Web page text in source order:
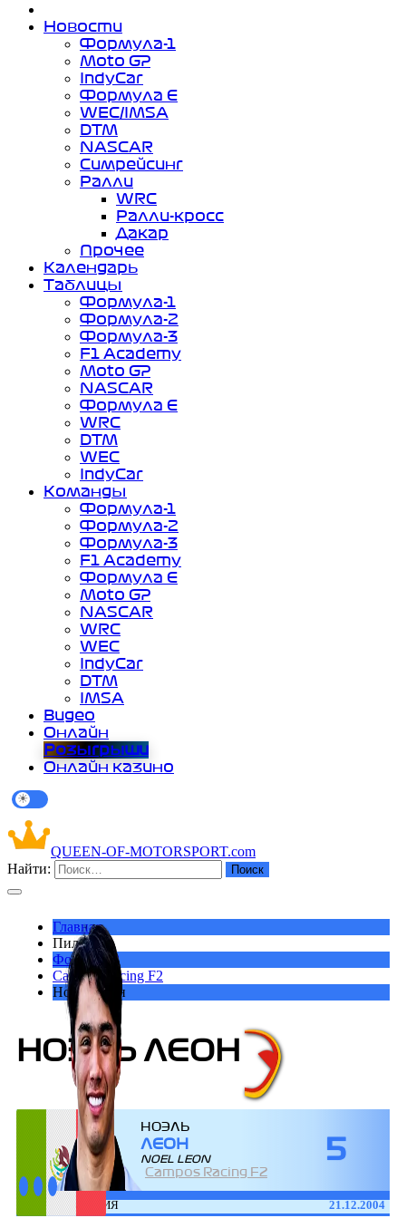
Новости
Формула-1
Moto GP
IndyCar
Формула Е
WEC/IMSA
DTM
NASCAR
Симрейсинг
Ралли
WRC
Ралли-кросс
Дакар
Прочее
Календарь
Таблицы
Формула-1
Формула-2
Формула-3
F1 Academy
Moto GP
NASCAR
Формула Е
WRC
DTM
WEC
IndyCar
Команды
Формула-1
Формула-2
Формула-3
F1 Academy
Формула Е
Moto GP
NASCAR
WRC
WEC
IndyCar
DTM
IMSA
Видео
Онлайн
Розыгрыши
Онлайн казино
QUEEN-OF-MOTORSPORT.com
Найти:
Главная
Пилоты
Формула-2
Campos Racing F2
Ноэль Леон
НОЭЛЬ ЛЕОН
НОЭЛЬ
ЛЕОН
NOEL LEON
Campos Racing F2
5
ДАТА РОЖДЕНИЯ 21.12.2004